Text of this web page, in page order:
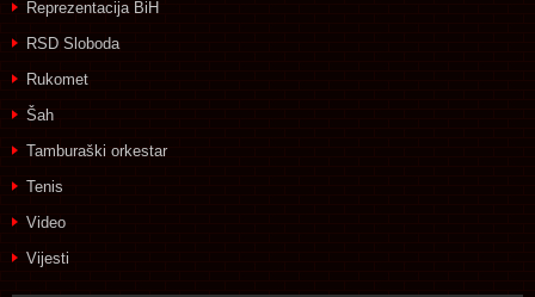
Reprezentacija BiH
RSD Sloboda
Rukomet
Šah
Tamburaški orkestar
Tenis
Video
Vijesti